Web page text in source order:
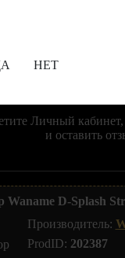
вибратор
оставлять только
Личный кабинет,
и оставить
D-Splash
Производитель:
ProdID: 202387
НЕТ